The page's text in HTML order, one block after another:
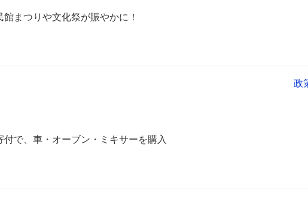
まつりや文化祭が賑やかに！
政
で、車・オーブン・ミキサーを購入